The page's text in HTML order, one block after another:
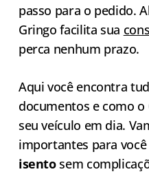
passo para o pedido.
Gringo facilita sua
perca nenhum prazo.
Aqui você encontra
documentos e como
seu veículo em dia.
importantes para
isentosem